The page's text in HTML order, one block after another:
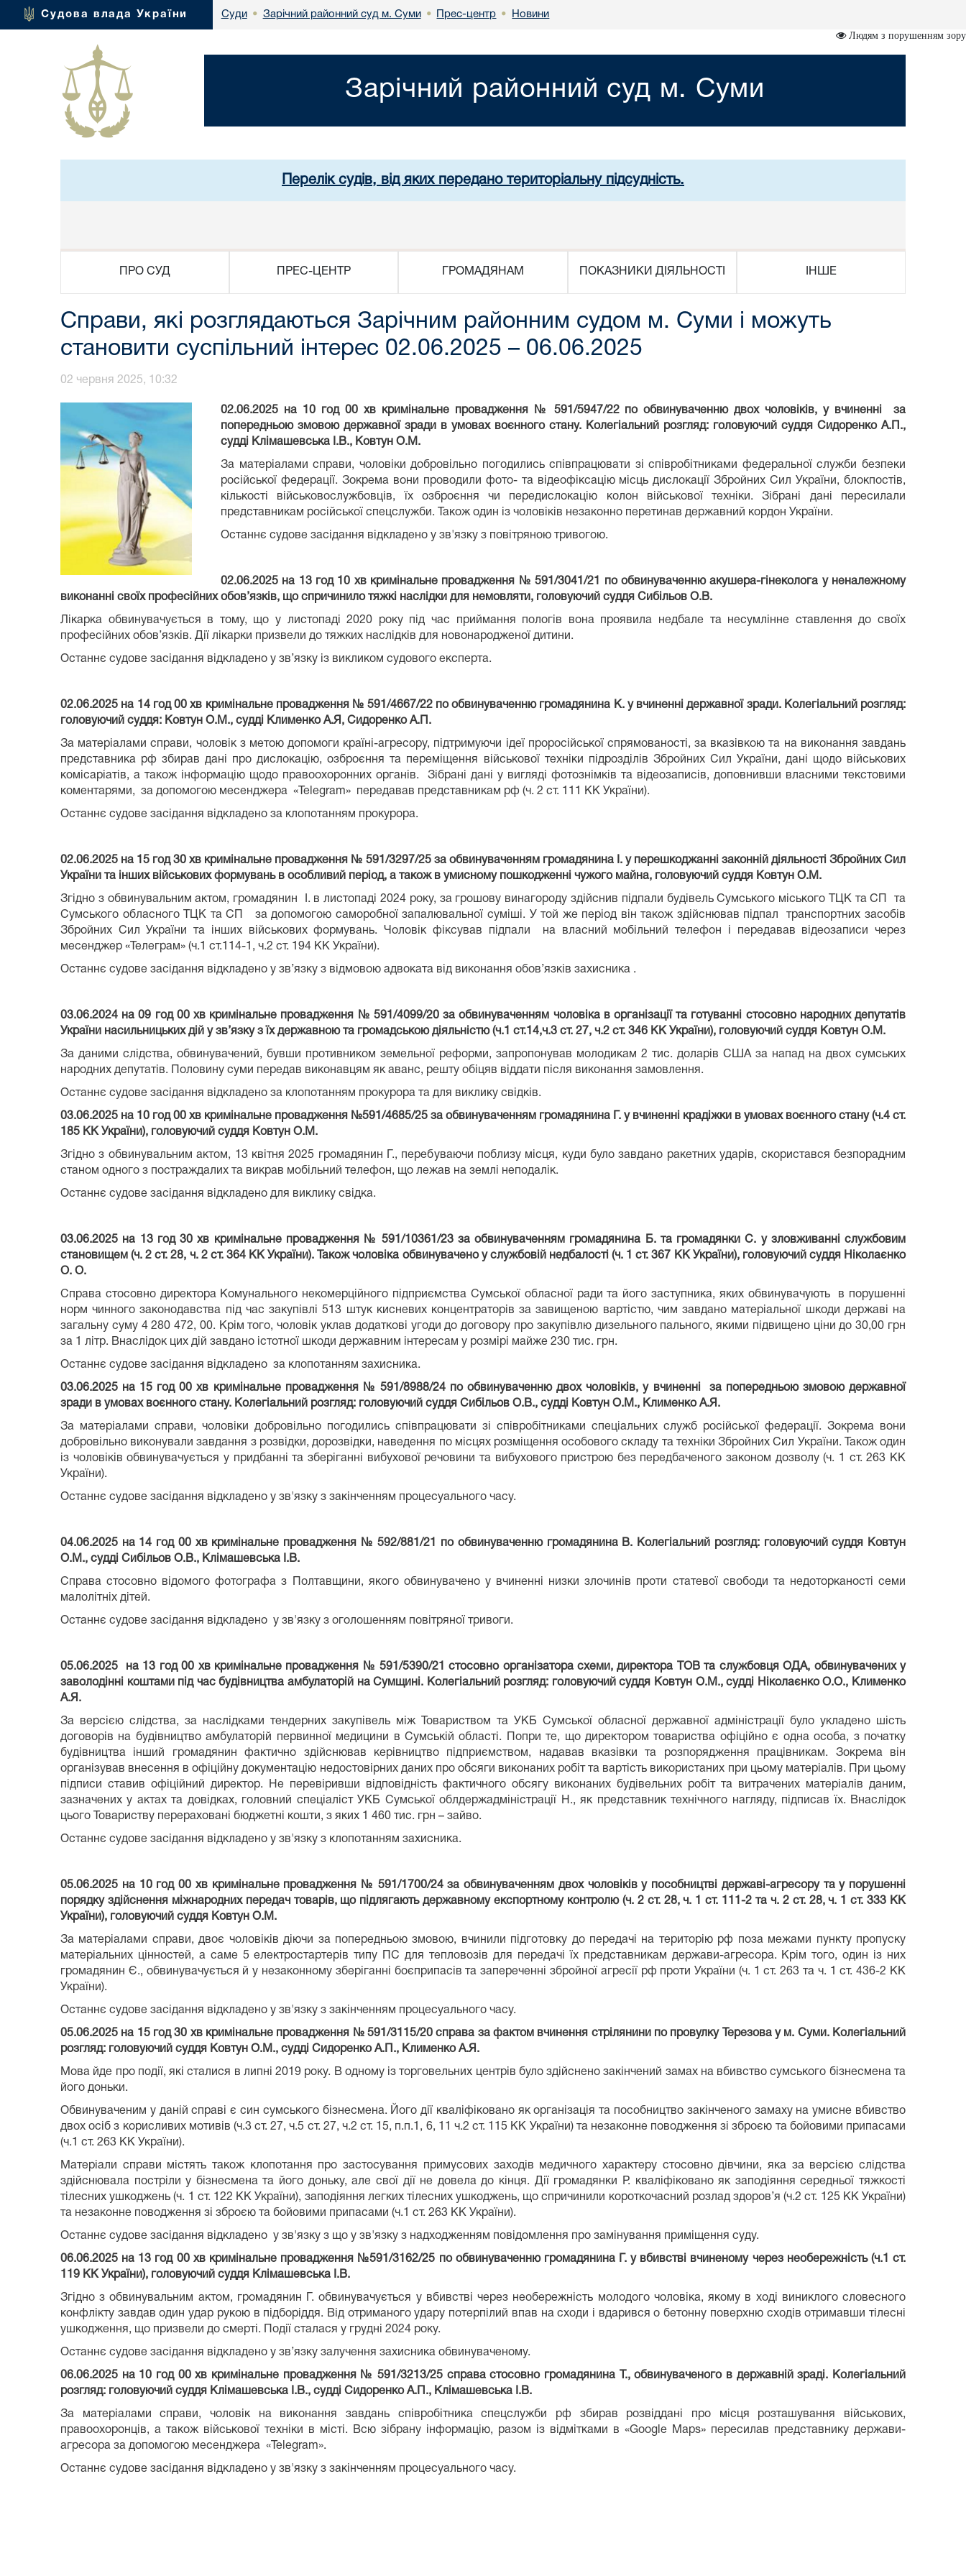
Судова влада України Суди • Зарічний районний суд м. Суми • Прес-центр • Новини
Людям з порушенням зору
Зарічний районний суд м. Суми
Перелік судів, від яких передано територіальну підсудність.
ПРО СУД ПРЕС-ЦЕНТР ГРОМАДЯНАМ ПОКАЗНИКИ ДІЯЛЬНОСТІ ІНШЕ
Справи, які розглядаються Зарічним районним судом м. Суми і можуть
становити суспільний інтерес 02.06.2025 – 06.06.2025
02 червня 2025, 10:32
02.06.2025 на 10 год 00 хв кримінальне провадження № 591/5947/22 по обвинуваченню двох чоловіків, у вчиненні за
попередньою змовою державної зради в умовах воєнного стану. Колегіальний розгляд: головуючий суддя Сидоренко А.П.,
судді Клімашевська І.В., Ковтун О.М.
За матеріалами справи, чоловіки добровільно погодились співпрацювати зі співробітниками федеральної служби безпеки
російської федерації. Зокрема вони проводили фото- та відеофіксацію місць дислокації Збройних Сил України, блокпостів,
кількості військовослужбовців, їх озброєння чи передислокацію колон військової техніки. Зібрані дані пересилали
представникам російської спецслужби. Також один із чоловіків незаконно перетинав державний кордон України.
Останнє судове засідання відкладено у зв'язку з повітряною тривогою.
02.06.2025 на 13 год 10 хв кримінальне провадження № 591/3041/21 по обвинуваченню акушера-гінеколога у неналежному
виконанні своїх професійних обов’язків, що спричинило тяжкі наслідки для немовляти, головуючий суддя Сибільов О.В.
Лікарка обвинувачується в тому, що у листопаді 2020 року під час приймання пологів вона проявила недбале та несумлінне ставлення до своїх
професійних обов’язків. Дії лікарки призвели до тяжких наслідків для новонародженої дитини.
Останнє судове засідання відкладено у зв’язку із викликом судового експерта.
02.06.2025 на 14 год 00 хв кримінальне провадження № 591/4667/22 по обвинуваченню громадянина К. у вчиненні державної зради. Колегіальний розгляд:
головуючий суддя: Ковтун О.М., судді Клименко А.Я, Сидоренко А.П.
За матеріалами справи, чоловік з метою допомоги країні-агресору, підтримуючи ідеї проросійської спрямованості, за вказівкою та на виконання завдань
представника рф збирав дані про дислокацію, озброєння та переміщення військової техніки підрозділів Збройних Сил України, дані щодо військових
комісаріатів, а також інформацію щодо правоохоронних органів. Зібрані дані у вигляді фотознімків та відеозаписів, доповнивши власними текстовими
коментарями, за допомогою месенджера «Telegram» передавав представникам рф (ч. 2 ст. 111 КК України).
Останнє судове засідання відкладено за клопотанням прокурора.
02.06.2025 на 15 год 30 хв кримінальне провадження № 591/3297/25 за обвинуваченням громадянина І. у перешкоджанні законній діяльності Збройних Сил
України та інших військових формувань в особливий період, а також в умисному пошкодженні чужого майна, головуючий суддя Ковтун О.М.
Згідно з обвинувальним актом, громадянин І. в листопаді 2024 року, за грошову винагороду здійснив підпали будівель Сумського міського ТЦК та СП та
Сумського обласного ТЦК та СП за допомогою саморобної запалювальної суміші. У той же період він також здійснював підпал транспортних засобів
Збройних Сил України та інших військових формувань. Чоловік фіксував підпали на власний мобільний телефон і передавав відеозаписи через
месенджер «Телеграм» (ч.1 ст.114-1, ч.2 ст. 194 КК України).
Останнє судове засідання відкладено у зв’язку з відмовою адвоката від виконання обов’язків захисника .
03.06.2024 на 09 год 00 хв кримінальне провадження № 591/4099/20 за обвинуваченням чоловіка в організації та готуванні стосовно народних депутатів
України насильницьких дій у зв’язку з їх державною та громадською діяльністю (ч.1 ст.14,ч.3 ст. 27, ч.2 ст. 346 КК України), головуючий суддя Ковтун О.М.
За даними слідства, обвинувачений, бувши противником земельної реформи, запропонував молодикам 2 тис. доларів США за напад на двох сумських
народних депутатів. Половину суми передав виконавцям як аванс, решту обіцяв віддати після виконання замовлення.
Останнє судове засідання відкладено за клопотанням прокурора та для виклику свідків.
03.06.2025 на 10 год 00 хв кримінальне провадження №591/4685/25 за обвинуваченням громадянина Г. у вчиненні крадіжки в умовах воєнного стану (ч.4 ст.
185 КК України), головуючий суддя Ковтун О.М.
Згідно з обвинувальним актом, 13 квітня 2025 громадянин Г., перебуваючи поблизу місця, куди було завдано ракетних ударів, скористався безпорадним
станом одного з постраждалих та викрав мобільний телефон, що лежав на землі неподалік.
Останнє судове засідання відкладено для виклику свідка.
03.06.2025 на 13 год 30 хв кримінальне провадження № 591/10361/23 за обвинуваченням громадянина Б. та громадянки С. у зловживанні службовим
становищем (ч. 2 ст. 28, ч. 2 ст. 364 КК України). Також чоловіка обвинувачено у службовій недбалості (ч. 1 ст. 367 КК України), головуючий суддя Ніколаєнко
О. О.
Справа стосовно директора Комунального некомерційного підприємства Сумської обласної ради та його заступника, яких обвинувачують в порушенні
норм чинного законодавства під час закупівлі 513 штук кисневих концентраторів за завищеною вартістю, чим завдано матеріальної шкоди державі на
загальну суму 4 280 472, 00. Крім того, чоловік уклав додаткові угоди до договору про закупівлю дизельного пального, якими підвищено ціни до 30,00 грн
за 1 літр. Внаслідок цих дій завдано істотної шкоди державним інтересам у розмірі майже 230 тис. грн.
Останнє судове засідання відкладено за клопотанням захисника.
03.06.2025 на 15 год00 хв кримінальне провадження № 591/8988/24 по обвинуваченню двох чоловіків, у вчиненні за попередньою змовою державної
зради в умовах воєнного стану. Колегіальний розгляд: головуючий суддя Сибільов О.В., судді Ковтун О.М., Клименко А.Я.
За матеріалами справи, чоловіки добровільно погодились співпрацювати зі співробітниками спеціальних служб російської федерації. Зокрема вони
добровільно виконували завдання з розвідки, дорозвідки, наведення по місцях розміщення особового складу та техніки Збройних Сил України. Також один
із чоловіків обвинувачується у придбанні та зберіганні вибухової речовини та вибухового пристрою без передбаченого законом дозволу (ч. 1 ст. 263 КК
України).
Останнє судове засідання відкладено у зв'язку з закінченням процесуального часу.
04.06.2025 на 14 год 00 хв кримінальне провадження № 592/881/21 по обвинуваченню громадянина В. Колегіальний розгляд: головуючий суддя Ковтун
О.М., судді Сибільов О.В., Клімашевська І.В.
Справа стосовно відомого фотографа з Полтавщини, якого обвинувачено у вчиненні низки злочинів проти статевої свободи та недоторканості семи
малолітніх дітей.
Останнє судове засідання відкладено у зв'язку з оголошенням повітряної тривоги.
05.06.2025 на 13 год 00 хв кримінальне провадження № 591/5390/21 стосовно організатора схеми, директора ТОВ та службовця ОДА, обвинувачених у
заволодінні коштами під час будівництва амбулаторій на Сумщині. Колегіальний розгляд: головуючий суддя Ковтун О.М., судді Ніколаєнко О.О., Клименко
А.Я.
За версією слідства, за наслідками тендерних закупівель між Товариством та УКБ Сумської обласної державної адміністрації було укладено шість
договорів на будівництво амбулаторій первинної медицини в Сумській області. Попри те, що директором товариства офіційно є одна особа, з початку
будівництва інший громадянин фактично здійснював керівництво підприємством, надавав вказівки та розпорядження працівникам. Зокрема він
організував внесення в офіційну документацію недостовірних даних про обсяги виконаних робіт та вартість використаних при цьому матеріалів. При цьому
підписи ставив офіційний директор. Не перевіривши відповідність фактичного обсягу виконаних будівельних робіт та витрачених матеріалів даним,
зазначених у актах та довідках, головний спеціаліст УКБ Сумської облдержадміністрації Н., як представник технічного нагляду, підписав їх. Внаслідок
цього Товариству перераховані бюджетні кошти, з яких 1 460 тис. грн – зайво.
Останнє судове засідання відкладено у зв'язку з клопотанням захисника.
05.06.2025 на 10 год 00 хв кримінальне провадження № 591/1700/24 за обвинуваченням двох чоловіків у пособництві державі-агресору та у порушенні
порядку здійснення міжнародних передач товарів, що підлягають державному експортному контролю (ч. 2 ст. 28, ч. 1 ст. 111-2 та ч. 2 ст. 28, ч. 1 ст. 333 КК
України), головуючий суддя Ковтун О.М.
За матеріалами справи, двоє чоловіків діючи за попередньою змовою, вчинили підготовку до передачі на територію рф поза межами пункту пропуску
матеріальних цінностей, а саме 5 електростартерів типу ПС для тепловозів для передачі їх представникам держави-агресора. Крім того, один із них
громадянин Є., обвинувачується й у незаконному зберіганні боєприпасів та запереченні збройної агресії рф проти України (ч. 1 ст. 263 та ч. 1 ст. 436-2 КК
України).
Останнє судове засідання відкладено у зв'язку з закінченням процесуального часу.
05.06.2025 на 15 год 30 хв кримінальне провадження № 591/3115/20 справа за фактом вчинення стрілянини по провулку Терезова у м. Суми. Колегіальний
розгляд: головуючий суддя Ковтун О.М., судді Сидоренко А.П., Клименко А.Я.
Мова йде про події, які сталися в липні 2019 року. В одному із торговельних центрів було здійснено закінчений замах на вбивство сумського бізнесмена та
його доньки.
Обвинуваченим у даній справі є син сумського бізнесмена. Його дії кваліфіковано як організація та пособництво закінченого замаху на умисне вбивство
двох осіб з корисливих мотивів (ч.3 ст. 27, ч.5 ст. 27, ч.2 ст. 15, п.п.1, 6, 11 ч.2 ст. 115 КК України) та незаконне поводження зі зброєю та бойовими припасами
(ч.1 ст. 263 КК України).
Матеріали справи містять також клопотання про застосування примусових заходів медичного характеру стосовно дівчини, яка за версією слідства
здійснювала постріли у бізнесмена та його доньку, але свої дії не довела до кінця. Дії громадянки Р. кваліфіковано як заподіяння середньої тяжкості
тілесних ушкоджень (ч. 1 ст. 122 КК України), заподіяння легких тілесних ушкоджень, що спричинили короткочасний розлад здоров’я (ч.2 ст. 125 КК України)
та незаконне поводження зі зброєю та бойовими припасами (ч.1 ст. 263 КК України).
Останнє судове засідання відкладено у зв'язку з що у зв'язку з надходженням повідомлення про замінування приміщення суду.
06.06.2025 на 13 год 00 хв кримінальне провадження №591/3162/25 по обвинуваченню громадянина Г. у вбивстві вчиненому через необережність (ч.1 ст.
119 КК України), головуючий суддя Клімашевська І.В.
Згідно з обвинувальним актом, громадянин Г. обвинувачується у вбивстві через необережність молодого чоловіка, якому в ході виниклого словесного
конфлікту завдав один удар рукою в підборіддя. Від отриманого удару потерпілий впав на сходи і вдарився о бетонну поверхню сходів отримавши тілесні
ушкодження, що призвели до смерті. Події сталася у грудні 2024 року.
Останнє судове засідання відкладено у зв’язку залучення захисника обвинуваченому.
06.06.2025 на 10 год 00 хв кримінальне провадження № 591/3213/25 справа стосовно громадянина Т., обвинуваченого в державній зраді. Колегіальний
розгляд: головуючий суддя Клімашевська І.В., судді Сидоренко А.П., Клімашевська І.В.
За матеріалами справи, чоловік на виконання завдань співробітника спецслужби рф збирав розвіддані про місця розташування військових,
правоохоронців, а також військової техніки в місті. Всю зібрану інформацію, разом із відмітками в «Google Maps» пересилав представнику держави-
агресора за допомогою месенджера «Telegram».
Останнє судове засідання відкладено у зв'язку з закінченням процесуального часу.